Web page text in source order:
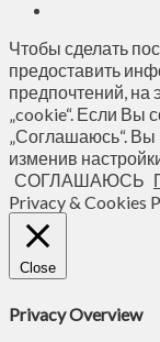
Чтобы сделать
предоставить
предпочтений, на
„cookie“. Если Вы
„Соглашаюсь“. Вы
изменив
СОГЛАШАЮСЬ
Privacy & Cookies
Close
Privacy Overview